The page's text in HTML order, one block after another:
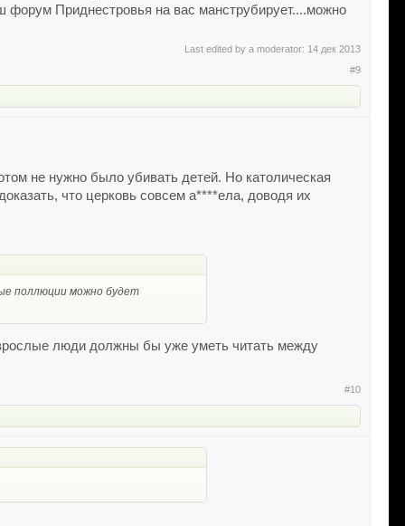
Приднестровья на вас манструбирует....можно
Last edited by a moderator: 14 дек 2013
#9
не нужно было убивать детей. Но католическая
что церковь совсем а****ела, доводя их
поллюции можно будет
люди должны бы уже уметь читать между
#10